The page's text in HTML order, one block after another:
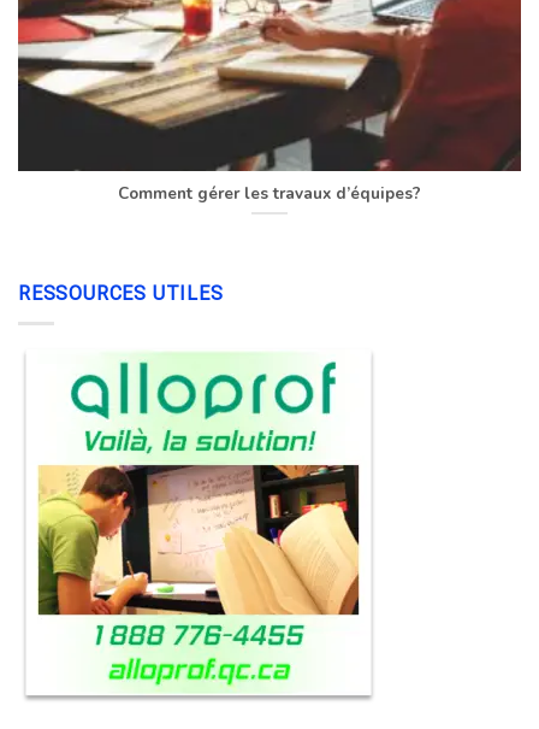
Comment gérer les travaux d’équipes?
RESSOURCES UTILES